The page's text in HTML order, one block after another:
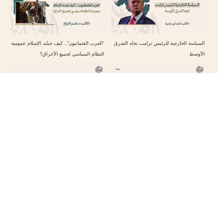
السياسة الخارجية للرئيس ترامب تجاه الشرق
الأوسط
“العرب العثمانيون”.. كيف جسّد الإسلام عمومية
النظام السياسي لجميع الأعراق؟